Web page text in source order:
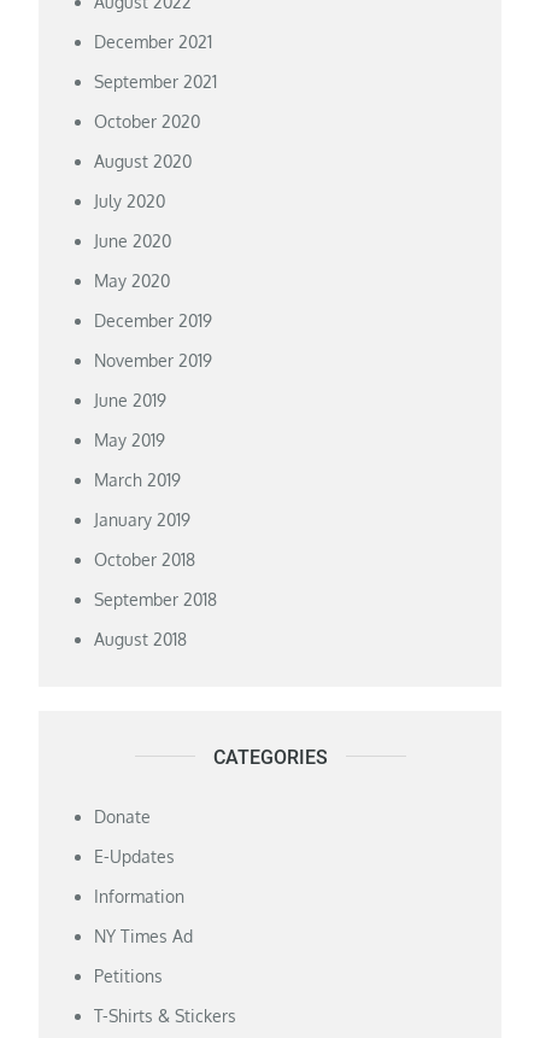
December 2021
September 2021
October 2020
August 2020
July 2020
June 2020
May 2020
December 2019
November 2019
June 2019
May 2019
March 2019
January 2019
October 2018
September 2018
August 2018
CATEGORIES
Donate
E-Updates
Information
NY Times Ad
Petitions
T-Shirts & Stickers